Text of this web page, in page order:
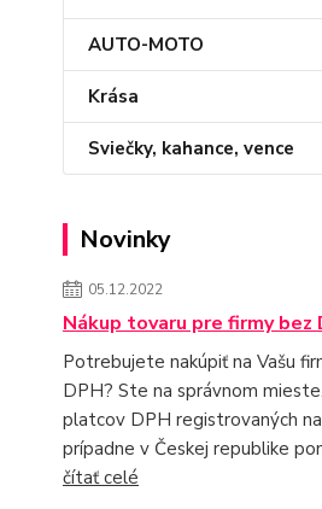
AUTO-MOTO
Krása
Sviečky, kahance, vence
Novinky
05.12.2022
Nákup tovaru pre firmy bez
Potrebujete nakúpiť na Vašu
DPH? Ste na správnom
platcov DPH registrovaných
prípadne v Českej republike
čítať celé